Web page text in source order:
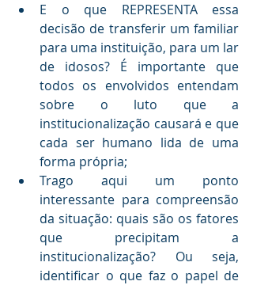
E o que REPRESENTA essa
decisão de transferir um familiar
para uma instituição, para um lar
de idosos? É importante que
todos os envolvidos entendam
sobre o luto que a
institucionalização causará e que
cada ser humano lida de uma
forma própria;
Trago aqui um ponto
interessante para compreensão
da situação: quais são os fatores
que precipitam a
institucionalização? Ou seja,
identificar o que faz o papel de